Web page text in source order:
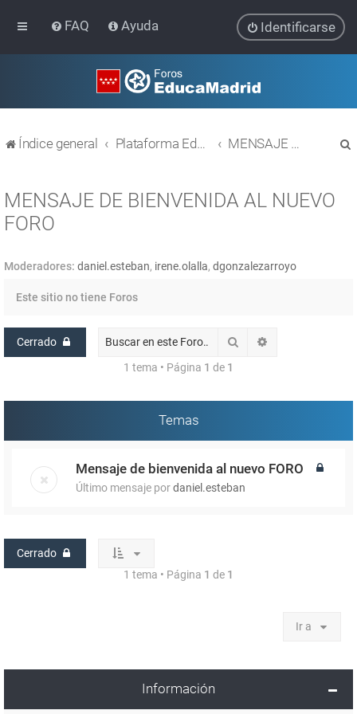
FAQ Ayuda Identificarse
Índice general Plataforma Educativa EducaMadrid MENSAJE DE BIENVENIDA AL NUEVO FORO
MENSAJE DE BIENVENIDA AL NUEVO
FORO
Moderadores: daniel.esteban, irene.olalla, dgonzalezarroyo
Este sitio no tiene Foros
Cerrado Buscar
1 tema • Página 1 de 1
Temas
Mensaje de bienvenida al nuevo FORO
Último mensaje pordaniel.esteban
Cerrado
1 tema • Página 1 de 1
Ir a
Información